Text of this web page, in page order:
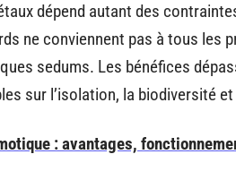
dépend autant des
ne conviennent pas à tous les
sedums. Les bénéfices
sur l’isolation, la biodiversité
: avantages,